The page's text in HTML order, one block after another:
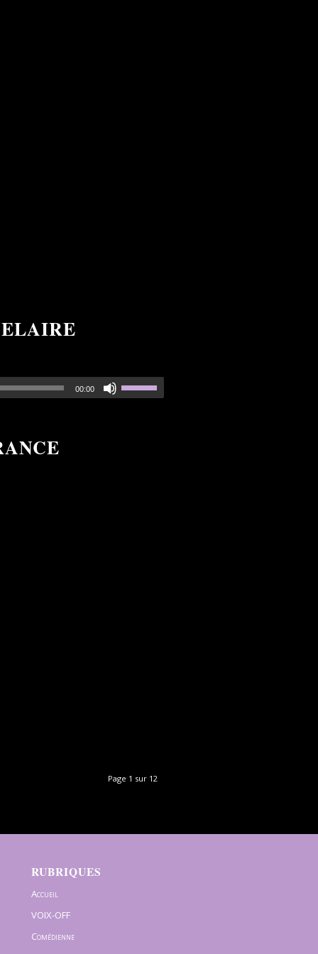
00:00
Page 1 sur 12
RUBRIQUES
Accueil
VOIX-OFF
Comédienne